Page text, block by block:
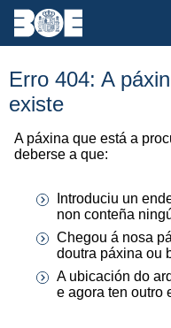
Erro 404: A
existe
A páxina que está a
deberse a que:
Introduciu un
non conteña
Chegou á nosa
doutra páxina ou
A ubicación do
e agora ten outro